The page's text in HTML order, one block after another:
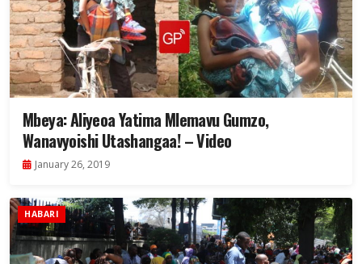
Mbeya: Aliyeoa Yatima Mlemavu Gumzo,
Wanavyoishi Utashangaa! – Video
January 26, 2019
HABARI